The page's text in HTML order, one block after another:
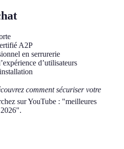
A2P
en serrurerie
d’utilisateurs
comment sécuriser votre
sur YouTube : "meilleures